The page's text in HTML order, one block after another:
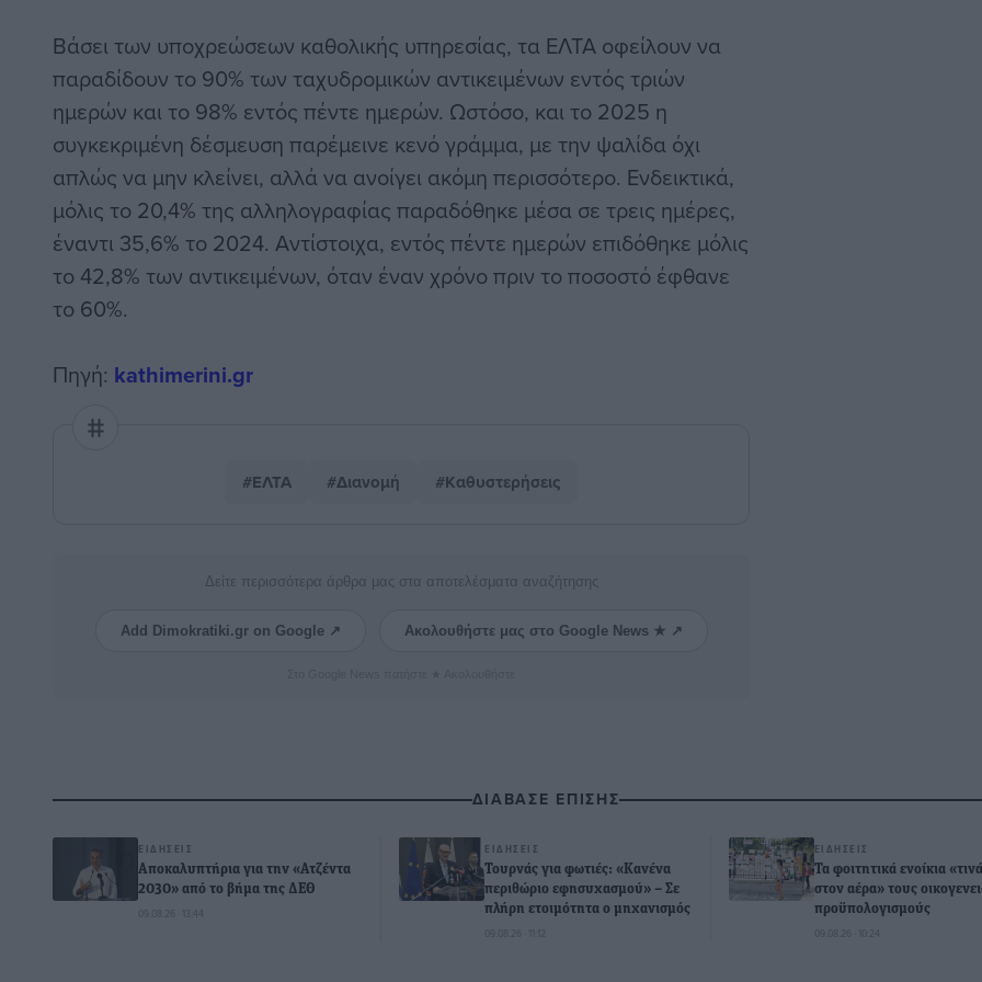
Βάσει των υποχρεώσεων καθολικής υπηρεσίας, τα ΕΛΤΑ οφείλουν να
παραδίδουν το 90% των ταχυδρομικών αντικειμένων εντός τριών
ημερών και το 98% εντός πέντε ημερών. Ωστόσο, και το 2025 η
συγκεκριμένη δέσμευση παρέμεινε κενό γράμμα, με την ψαλίδα όχι
απλώς να μην κλείνει, αλλά να ανοίγει ακόμη περισσότερο. Ενδεικτικά,
μόλις το 20,4% της αλληλογραφίας παραδόθηκε μέσα σε τρεις ημέρες,
έναντι 35,6% το 2024. Αντίστοιχα, εντός πέντε ημερών επιδόθηκε μόλις
το 42,8% των αντικειμένων, όταν έναν χρόνο πριν το ποσοστό έφθανε
το 60%.
Πηγή: kathimerini.gr
#ΕΛΤΑ #Διανομή #Καθυστερήσεις
Δείτε περισσότερα άρθρα μας στα αποτελέσματα αναζήτησης
Add Dimokratiki.gr on Google ↗ Ακολουθήστε μας στο Google News ★ ↗
ΔΙΑΒΑΣΕ ΕΠΙΣΗΣ
ΕΙΔΉΣΕΙΣ
Αποκαλυπτήρια για την «Ατζέντα
2030» από το βήμα της ΔΕΘ
09.08.26 · 13:44
ΕΙΔΉΣΕΙΣ
Τουρνάς για φωτιές: «Κανένα
περιθώριο εφησυχασμού» – Σε
πλήρη ετοιμότητα ο μηχανισμός
09.08.26 · 11:12
ΕΙΔΉΣΕΙΣ
Τα φοιτητικά ενοίκια
στον αέρα» τους
προϋπολογισμούς
09.08.26 · 10:24